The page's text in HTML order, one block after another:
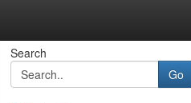
Search
Go